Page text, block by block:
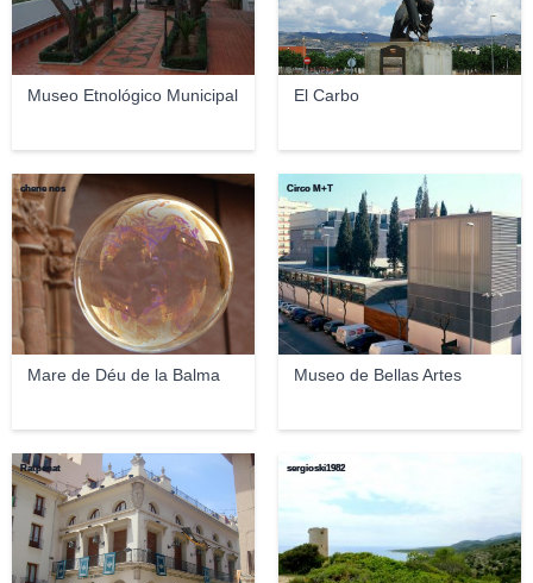
Museo Etnológico Municipal El Carbo
Mare de Déu de la Balma
chene nos
Museo de Bellas Artes
Circo M+T
Ratpenat sergioski1982